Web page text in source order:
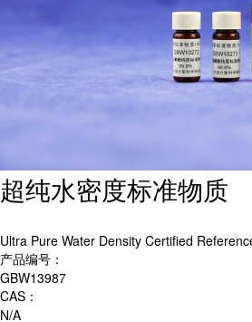
超纯水密度标准物质
Ultra Pure Water Density Certified
产品编号：
GBW13987
CAS：
N/A